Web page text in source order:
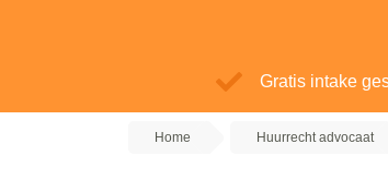
Gratis intake
Home Huurrecht advocaat